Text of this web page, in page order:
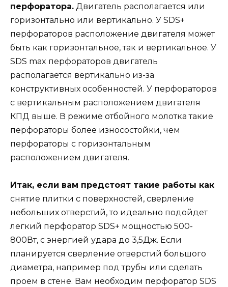
перфоратора. Двигатель располагается или
горизонтально или вертикально. У SDS+
перфораторов расположение двигателя может
быть как горизонтальное, так и вертикальное. У
SDS max перфораторов двигатель
располагается вертикально из-за
конструктивных особенностей. У перфораторов
с вертикальным расположением двигателя
КПД выше. В режиме отбойного молотка такие
перфораторы более износостойки, чем
перфораторы с горизонтальным
расположением двигателя.
Итак, если вам предстоят такие работы как
снятие плитки с поверхностей, сверление
небольших отверстий, то идеально подойдет
легкий перфоратор SDS+ мощностью 500-
800Вт, с энергией удара до 3,5Дж. Если
планируется сверление отверстий большого
диаметра, например под трубы или сделать
проем в стене. Вам необходим перфоратор SDS